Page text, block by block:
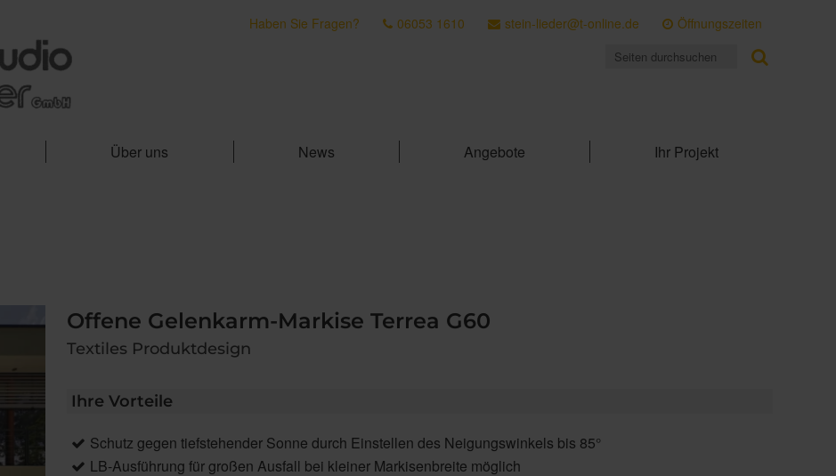
Haben Sie Fragen? 06053 1610 stein-lieder@t-online.de Öffnungszeiten
Über uns News Angebote Ihr Projekt
Offene Gelenkarm-Markise Terrea G60
Textiles Produktdesign
Ihre Vorteile
Schutz gegen tiefstehender Sonne durch Einstellen des Neigungswinkels bis 85°
LB-Ausführung für großen Ausfall bei kleiner Markisenbreite möglich